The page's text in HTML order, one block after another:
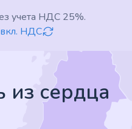
учета НДС 25%.
НДС
из сердца